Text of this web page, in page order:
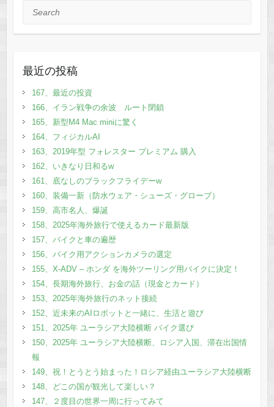
Search
最近の投稿
167、最近の投資
166、イラン戦争の余波 ルート閉鎖
165、新型M4 Mac miniに驚く
164、フィジカルAI
163、2019年型 フォレスター プレミアム 購入
162、いきなり日和るw
161、底なしのブラックフライデーw
160、装備一新（防水ウェア・シューズ・グローブ）
159、高市名人、爆誕
158、2025年海外旅行で使えるカード最新版
157、バイクと車の遍歴
156、バイク用アクションカメラの選定
155、X-ADV – ホンダ を海外ツーリング用バイクに決定！
154、長期海外旅行、お金の話（現金とカード）
153、2025年海外旅行のネット接続
152、近未来のAIロボットと一緒に、生活と遊び
151、2025年 ユーラシア大陸横断 バイク選び
150、2025年 ユーラシア大陸横断、ロシア入国、滞在出国情
報
149、祝！とうとう始まった！ロシア経由ユーラシア大陸横断
148、どこの国が観光して楽しい？
147、２度目の世界一周に行ってみて